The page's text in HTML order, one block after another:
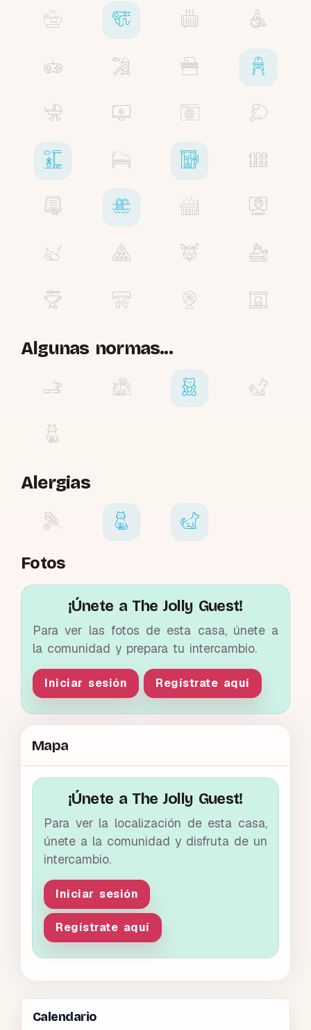
Algunas normas...
Alergias
Fotos
¡Únete a The Jolly Guest!
Para ver las fotos de esta casa, únete a
la comunidad y prepara tu intercambio.
Iniciar sesión Regístrate aquí
Mapa
¡Únete a The Jolly Guest!
Para ver la localización de esta casa,
únete a la comunidad y disfruta de un
intercambio.
Iniciar sesión
Regístrate aquí
Calendario